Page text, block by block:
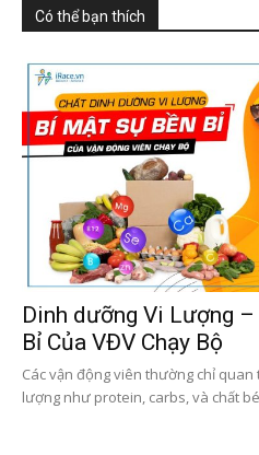
Có thể bạn thích
Dinh dưỡng Vi Lượng
Bỉ Của VĐV Chạy Bộ
Các vận động viên thường chỉ
lượng như protein, carbs, và chất